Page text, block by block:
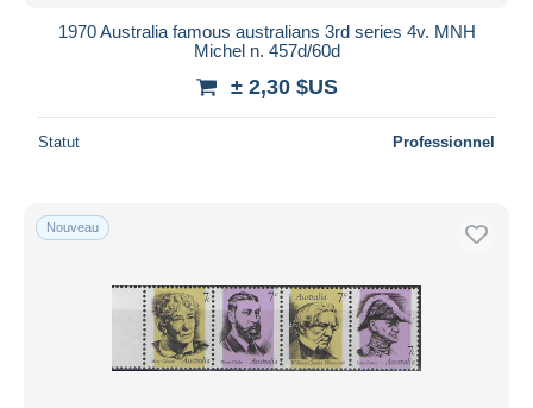
1970 Australia famous australians 3rd series 4v. MNH
Michel n. 457d/60d
± 2,30 $US
Statut Professionnel
Nouveau